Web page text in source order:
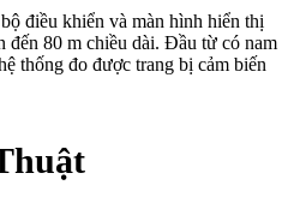
điều khiển và màn hình hiển thị
đến 80 m chiều dài. Đầu từ có nam
thống đo được trang bị cảm biến